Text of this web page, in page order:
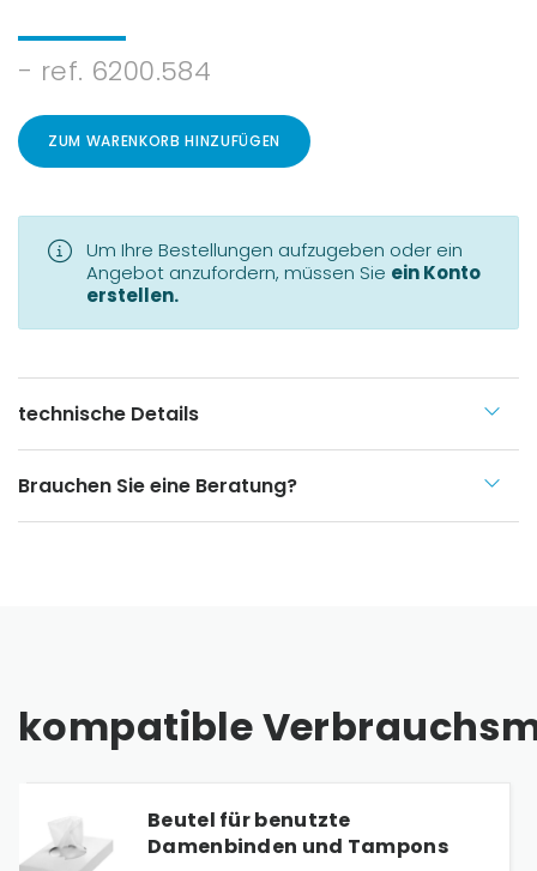
- ref. 6200.584
ZUM WARENKORB HINZUFÜGEN
Um Ihre Bestellungen aufzugeben oder ein
Angebot anzufordern, müssen Sie ein Konto
erstellen.
technische Details
Brauchen Sie eine Beratung?
kompatible
Beutel für benutzte
Damenbinden und Tampons